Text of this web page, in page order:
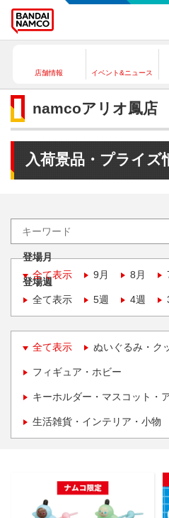
店舗情報 イベント&ニュース
namcoアリオ鳳店
入荷景品・プライズ
登場月
全て表示
9月 8月
登場週
全て表示
5週 4週
全て表示 ぬいぐるみ・ク
フィギュア・ホビー
キーホルダー・マスコット・
生活雑貨・インテリア・小物